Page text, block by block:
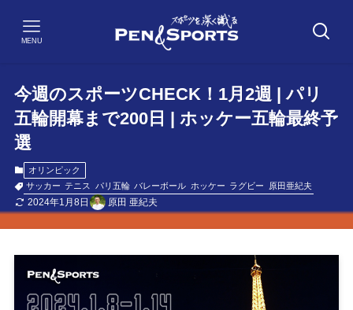
MENU
今週のスポーツCHECK！1月2週 | パリ
五輪開幕まで200日 | ホッケー五輪最終予
選
オリンピック
サッカー テニス パリ五輪 バレーボール ホッケー ラグビー 原田亜紀夫
2024年1月8日 原田 亜紀夫